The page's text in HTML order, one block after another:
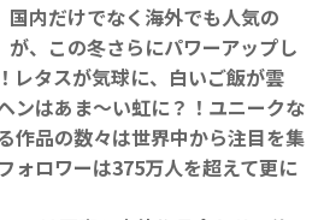
内だけでなく海外でも人気の
が、この冬さらにパワーアップし
レタスが気球に、白いご飯が雲
ンはあま～い虹に？！ユニークな
作品の数々は世界中から注目を集
ォロワーは375万人を超えて更に